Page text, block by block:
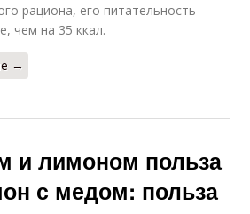
рациона, его питательность
чем на 35 ккал.
→
и лимоном польза
с медом: польза